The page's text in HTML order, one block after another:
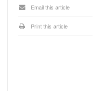
Email this article
Print this article